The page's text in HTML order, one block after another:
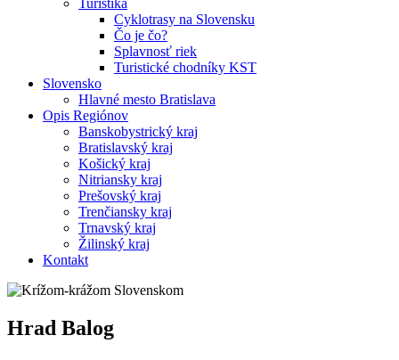
Cyklotrasy na Slovensku
Čo je čo?
Splavnosť riek
Turistické chodníky KST
Slovensko
Hlavné mesto Bratislava
Opis Regiónov
Banskobystrický kraj
Bratislavský kraj
Košický kraj
Nitriansky kraj
Prešovský kraj
Trenčiansky kraj
Trnavský kraj
Žilinský kraj
Kontakt
Hrad Balog